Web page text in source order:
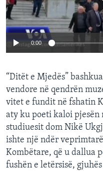
INTERVISTA
DITARI
0:00
“Ditët e Mjedës”
vendore në qendrën
vitet e fundit në fshatin
aty ku poeti kaloi pjesën
studiuesit dom Nikë
ishte një ndër
Kombëtare, që u dallua
fushën e letërsisë,